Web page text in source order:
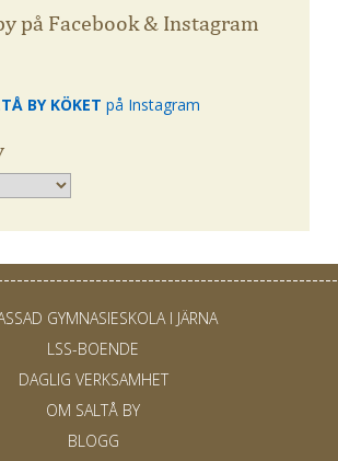
på Facebook & Instagram
BY KÖKET på Instagram
GYMNASIESKOLA I JÄRNA
LSS-BOENDE
DAGLIG VERKSAMHET
OM SALTÅ BY
BLOGG